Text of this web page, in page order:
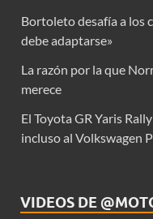
Bortoleto desafía a los
debe adaptarse»
La razón por la que
merece
El Toyota GR Yaris
incluso al Volkswagen
VIDEOS DE